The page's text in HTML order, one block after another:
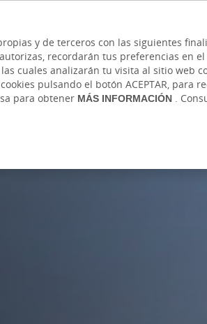
y de terceros con las siguientes
recordarán tus preferencias en
cuales analizarán tu visita al sitio
pulsando el botón ACEPTAR, para
para obtener MÁS INFORMACIÓN.
AUTÓNOMOS Y